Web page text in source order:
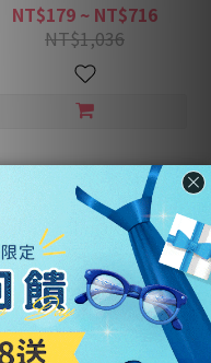
NT$179 ~ NT$716
NT$1,036